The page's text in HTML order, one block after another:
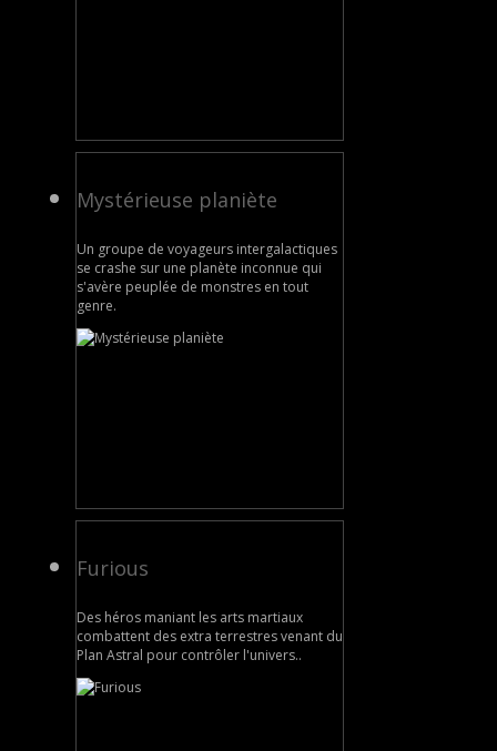
Mystérieuse planiète
Un groupe de voyageurs intergalactiques
se crashe sur une planète inconnue qui
s'avère peuplée de monstres en tout
genre.
Furious
Des héros maniant les arts martiaux
combattent des extra terrestres venant du
Plan Astral pour contrôler l'univers..